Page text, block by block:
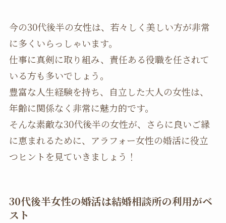
今の30代後半の女性は、若々しく美しい方が非常
に多くいらっしゃいます。
仕事に真剣に取り組み、責任ある役職を任されて
いる方も多いでしょう。
豊富な人生経験を持ち、自立した大人の女性は、
年齢に関係なく非常に魅力的です。
そんな素敵な30代後半の女性が、さらに良いご縁
に恵まれるために、アラフォー女性の婚活に役立
つヒントを見ていきましょう！
30代後半女性の婚活は結婚相談所の利用がベ
スト